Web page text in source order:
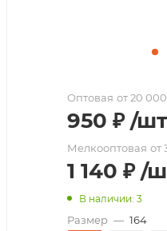
Оптовая от 20
950 ₽ /шт
Мелкооптовая от
1 140 ₽ /
В наличии: 3
Размер — 164